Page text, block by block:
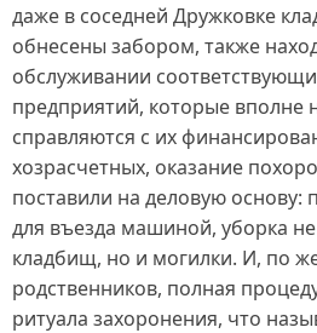
даже в соседней Дружковке
обнесены забором, также
обслуживании
предприятий, которые вполне
справляются с их
хозрасчетных, оказание
поставили на деловую основу:
для въезда машиной, уборка
кладбищ, но и могилки. И, по
родственников, полная
ритуала захоронения, что